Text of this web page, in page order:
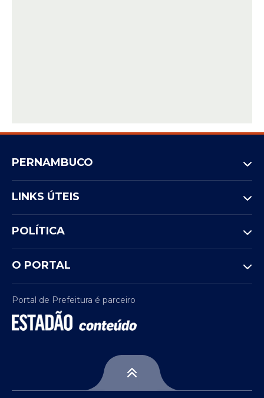
PERNAMBUCO
LINKS ÚTEIS
POLÍTICA
O PORTAL
Portal de Prefeitura é parceiro